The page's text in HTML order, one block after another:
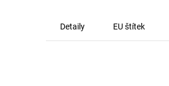
Detaily EU štítek